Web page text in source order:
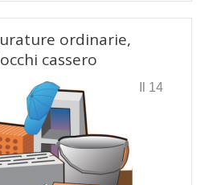
ordinarie,
cassero
Il 14